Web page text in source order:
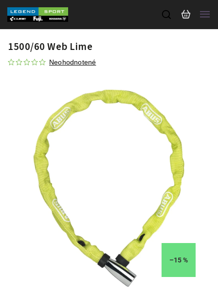
1500/60 Web Lime
Neohodnotené
–15 %